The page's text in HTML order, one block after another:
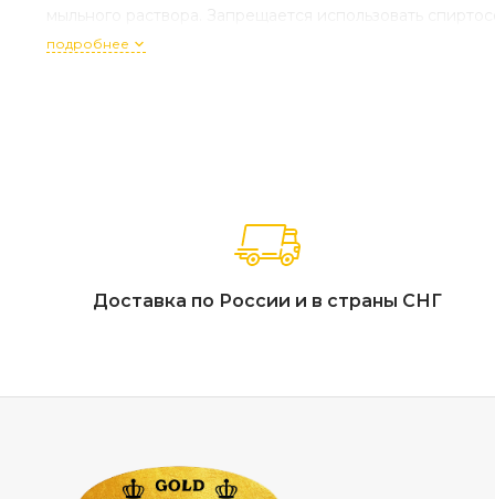
мыльного раствора. Запрещается использовать
подробнее
Доставка по России и в страны СНГ